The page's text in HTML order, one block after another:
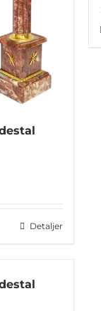
Detaljer